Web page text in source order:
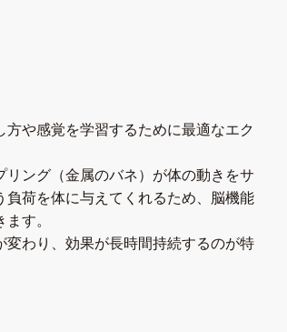
⽅や感覚を学習するために最適なエク
リング（⾦属のバネ）が体の動きをサ
負荷を体に与えてくれるため、脳機能
す。
わり、効果が⻑時間持続するのが特